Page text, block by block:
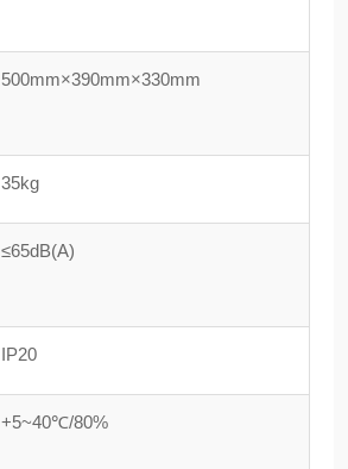
500mm×390mm×330mm
35kg
≤65dB(A)
IP20
+5~40℃/80%